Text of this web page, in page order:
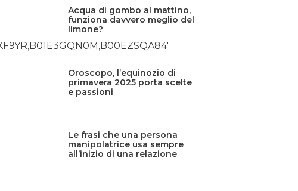
Acqua di gombo al mattino,
funziona davvero meglio del
limone?
Oroscopo, l’equinozio di
primavera 2025 porta scelte
e passioni
Le frasi che una persona
manipolatrice usa sempre
all’inizio di una relazione